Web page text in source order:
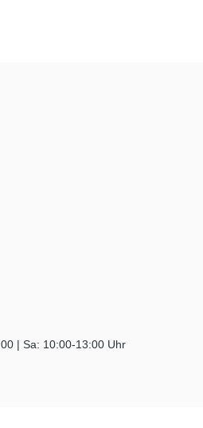
| Sa: 10:00-13:00 Uhr